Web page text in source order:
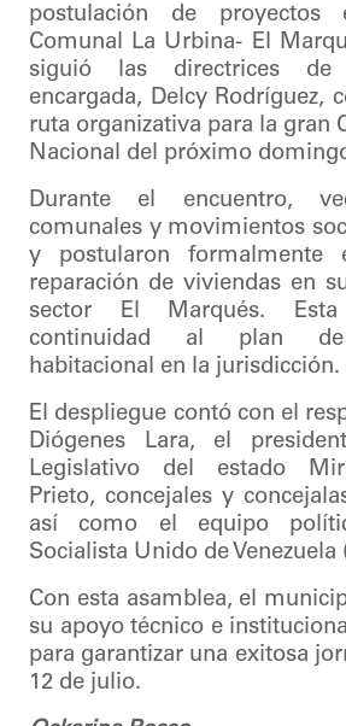
postulación de
Comunal La Urbina- El
siguió las directrices de
encargada, Delcy Rodríguez,
ruta organizativa para la gran
Nacional del próximo
Durante el encuentro,
comunales y movimientos
y postularon formalmente
reparación de viviendas en
sector El Marqués.
continuidad al plan de
habitacional en la jurisdicción.
El despliegue contó con el
Diógenes Lara, el
Legislativo del estado
Prieto, concejales y
así como el equipo
Socialista Unido de Venezuela
Con esta asamblea, el
su apoyo técnico e
para garantizar una exitosa
12 de julio.